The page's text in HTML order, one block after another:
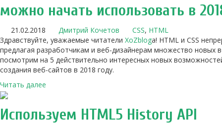
можно начать использовать в
21.02.2018 Дмитрий Кочетов CSS, HTML
Здравствуйте, уважаемые читатели XoZbloga! HTML и CSS
предлагая разработчикам и веб-дизайнерам множество новых
посмотрим на 5 действительно интересных новых
создания веб-сайтов в 2018 году.
Читать далее
Используем HTML5 History API